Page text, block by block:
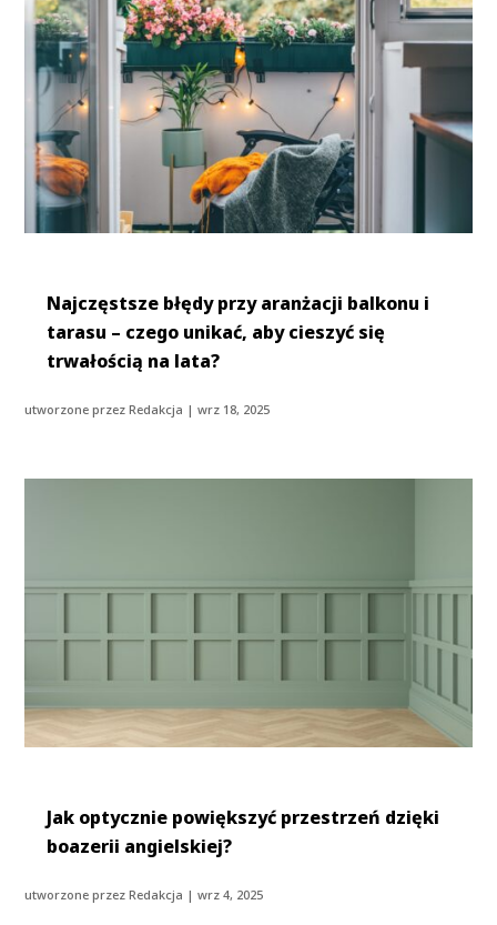
Najczęstsze błędy przy aranżacji balkonu i
tarasu – czego unikać, aby cieszyć się
trwałością na lata?
utworzone przezRedakcja |wrz 18, 2025
Jak optycznie powiększyć przestrzeń dzięki
boazerii angielskiej?
utworzone przezRedakcja |wrz 4, 2025